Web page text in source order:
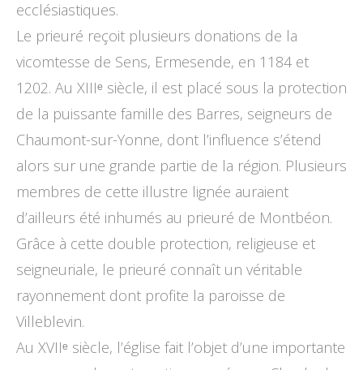
ecclésiastiques.
Le prieuré reçoit plusieurs donations de la
vicomtesse de Sens, Ermesende, en 1184 et
1202. Au XIIIᵉ siècle, il est placé sous la protection
de la puissante famille des Barres, seigneurs de
Chaumont-sur-Yonne, dont l’influence s’étend
alors sur une grande partie de la région. Plusieurs
membres de cette illustre lignée auraient
d’ailleurs été inhumés au prieuré de Montbéon.
Grâce à cette double protection, religieuse et
seigneuriale, le prieuré connaît un véritable
rayonnement dont profite la paroisse de
Villeblevin.
Au XVIIᵉ siècle, l’église fait l’objet d’une importante